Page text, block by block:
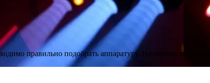
правильно подобрать аппаратуру. Наушники